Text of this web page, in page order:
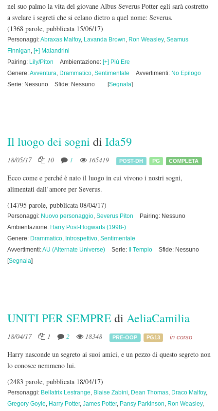
nel suo palmo la vita del giovane Albus Severus Potter egli sarà costretto
a svelare i segreti che si celano dietro a quel nome: Severus.
(1368 parole, pubblicata 15/06/17)
Personaggi:Abraxas Malfoy, Lavanda Brown, Ron Weasley, Seamus
Finnigan, [+] Malandrini
Pairing: Lily/Piton Ambientazione: [+] Più Ere
Genere:Avventura, Drammatico, Sentimentale Avvertimenti: No Epilogo
Serie: Nessuno
Sfide: Nessuno [Segnala]
Il luogo dei sogni di Ida59
18/05/17 10 1 165419 POST-DH PG COMPLETA
Ecco come e perché è nato il luogo in cui vivono i nostri sogni,
alimentati dall’amore per Severus.
(14795 parole, pubblicata 08/04/17)
Personaggi: Nuovo personaggio, Severus Piton
Pairing: Nessuno
Ambientazione: Harry Post-Hogwarts (1998-)
Genere: Drammatico, Introspettivo, Sentimentale
Avvertimenti:AU (Alternate Universe) Serie: Il Tempio
Sfide: Nessuno
[Segnala]
UNITI PER SEMPREdi AeliaCamilia
18/04/17 1 2 18348 PRE-OOP PG13 in corso
Harry nasconde un segreto ai suoi amici, e un pezzo di questo segreto non
lo conosce nemmeno lui.
(2483 parole, pubblicata 18/04/17)
Personaggi: Bellatrix Lestrange, Blaise Zabini, Dean Thomas, Draco Malfoy,
Gregory Goyle, Harry Potter, James Potter, Pansy Parkinson, Ron Weasley,